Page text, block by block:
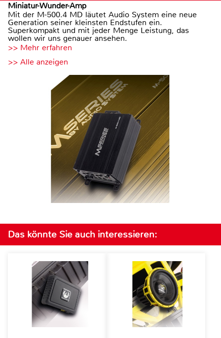
Miniatur-Wunder-Amp
Mit der M-500.4 MD läutet Audio System eine neue
Generation seiner kleinsten Endstufen ein.
Superkompakt und mit jeder Menge Leistung, das
wollen wir uns genauer ansehen.
>> Mehr erfahren
>> Alle anzeigen
Das könnte Sie auch interessieren: